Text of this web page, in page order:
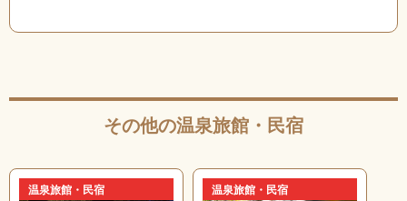
その他の温泉旅館・民宿
温泉旅館・民宿 温泉旅館・民宿